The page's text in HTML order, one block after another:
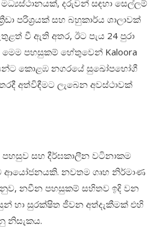
දරුවන් සඳහා සෙල්ලම්
පරිශ්‍රයක් සහ බහුකාර්ය ශාලාවක්
වී ඇති අතර, ඊට පැය 24 පුරා
පහසුකම් හේතුවෙන් Kaloora
කොළඹ නගරයේ සුඛෝපභෝගී
අත්විඳීමට ලැබෙන අවස්ථාවක්
පහසුව සහ දීර්ඝකාලීන වටිනාකම
ආයෝජනයකි. නවතම ගෘහ නිර්මාණ
නවීන පහසුකම් සහිතව ඉදි වන
හා සුරක්ෂිත ජීවන අත්දැකීමක් එහි
නිසැකය.